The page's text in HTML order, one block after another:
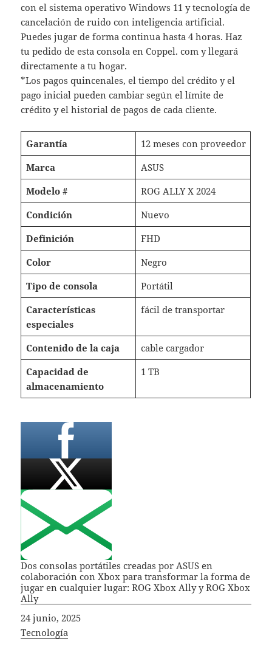
con el sistema operativo Windows 11 y tecnología de
cancelación de ruido con inteligencia artificial.
Puedes jugar de forma continua hasta 4 horas. Haz
tu pedido de esta consola en Coppel. com y llegará
directamente a tu hogar.
*Los pagos quincenales, el tiempo del crédito y el
pago inicial pueden cambiar según el límite de
crédito y el historial de pagos de cada cliente.
Garantía
12 meses con proveedor
Marca
ASUS
Modelo #
ROG ALLY X 2024
Condición
Nuevo
Definición
FHD
Color
Negro
Tipo de consola
Portátil
Características
especiales
fácil de transportar
Contenido de la caja
cable cargador
Capacidad de
almacenamiento
1 TB
Dos consolas portátiles creadas por ASUS en
colaboración con Xbox para transformar la forma de
jugar en cualquier lugar: ROG Xbox Ally y ROG Xbox
Ally
Fecha
24 junio, 2025
In relation to
Tecnología